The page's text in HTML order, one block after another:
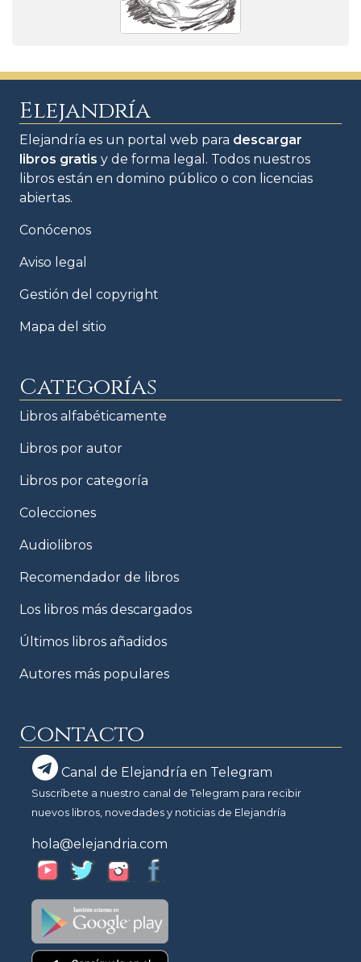
Elejandría
Elejandría es un portal web para descargar
libros gratis y de forma legal. Todos nuestros
libros están en domino público o con licencias
abiertas.
Conócenos
Aviso legal
Gestión del copyright
Mapa del sitio
Categorías
Libros alfabéticamente
Libros por autor
Libros por categoría
Colecciones
Audiolibros
Recomendador de libros
Los libros más descargados
Últimos libros añadidos
Autores más populares
Contacto
Canal de Elejandría en Telegram
Suscríbete a nuestro canal de Telegram para recibir
nuevos libros, novedades y noticias de Elejandría
hola@elejandria.com